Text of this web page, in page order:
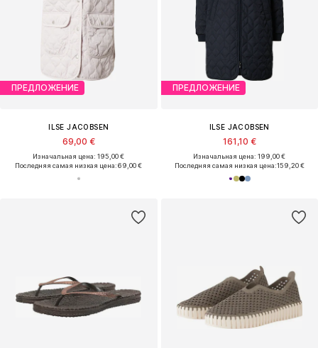
ПРЕДЛОЖЕНИЕ
ILSE JACOBSEN
69,00 €
Изначальная цена: 195,00 €
Последняя самая низкая цена:69,00 €
ПРЕДЛОЖЕНИЕ
ILSE JACOBSEN
161,10 €
Изначальная цена: 199,00 €
Последняя самая низкая цена:159,20 €